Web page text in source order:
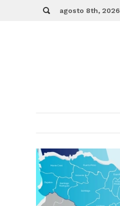
Buscar
agosto 8th, 2026